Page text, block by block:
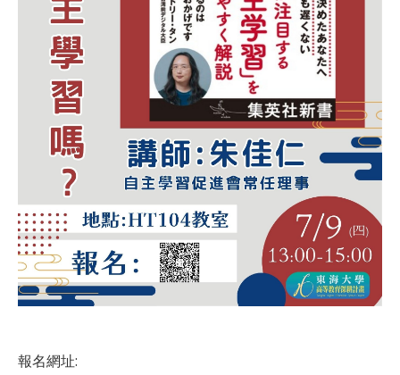
報名網址: